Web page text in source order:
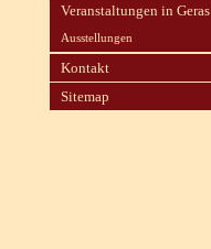
Veranstaltungen in Geras
Ausstellungen
Kontakt
Sitemap